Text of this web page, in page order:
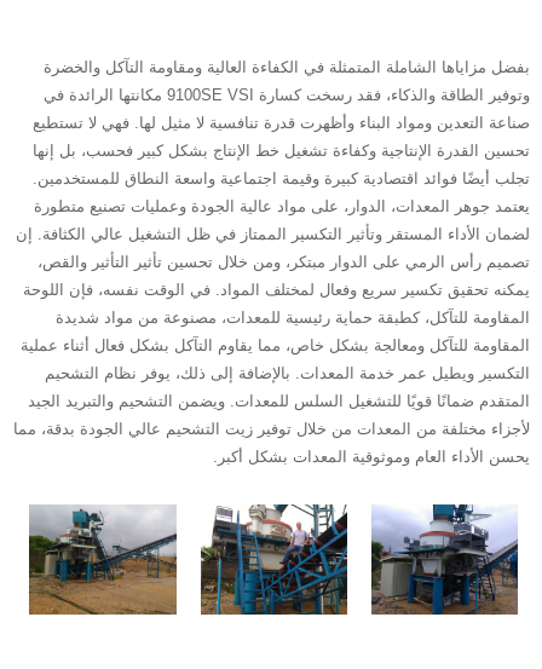
بفضل مزاياها الشاملة المتمثلة في الكفاءة العالية ومقاومة التآكل والخضرة
وتوفير الطاقة والذكاء، فقد رسخت كسارة 9100SE VSI مكانتها الرائدة في
صناعة التعدين ومواد البناء وأظهرت قدرة تنافسية لا مثيل لها. فهي لا تستطيع
تحسين القدرة الإنتاجية وكفاءة تشغيل خط الإنتاج بشكل كبير فحسب، بل إنها
تجلب أيضًا فوائد اقتصادية كبيرة وقيمة اجتماعية واسعة النطاق للمستخدمين.
يعتمد جوهر المعدات، الدوار، على مواد عالية الجودة وعمليات تصنيع متطورة
لضمان الأداء المستقر وتأثير التكسير الممتاز في ظل التشغيل عالي الكثافة. إن
تصميم رأس الرمي على الدوار مبتكر، ومن خلال تحسين تأثير التأثير والقص،
يمكنه تحقيق تكسير سريع وفعال لمختلف المواد. في الوقت نفسه، فإن اللوحة
المقاومة للتآكل، كطبقة حماية رئيسية للمعدات، مصنوعة من مواد شديدة
المقاومة للتآكل ومعالجة بشكل خاص، مما يقاوم التآكل بشكل فعال أثناء عملية
التكسير ويطيل عمر خدمة المعدات. بالإضافة إلى ذلك، يوفر نظام التشحيم
المتقدم ضمانًا قويًا للتشغيل السلس للمعدات. ويضمن التشحيم والتبريد الجيد
لأجزاء مختلفة من المعدات من خلال توفير زيت التشحيم عالي الجودة بدقة، مما
يحسن الأداء العام وموثوقية المعدات بشكل أكبر.